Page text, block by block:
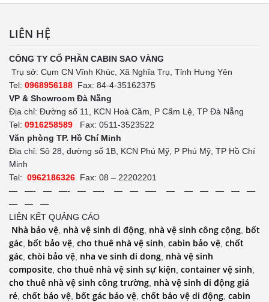
LIÊN HỆ
CÔNG TY CỔ PHẦN CABIN SAO VÀNG
Trụ sở: Cụm CN Vĩnh Khúc, Xã Nghĩa Trụ, Tỉnh Hưng Yên
Tel: 0968956188 Fax: 84-4-35162375
VP & Showroom Đà Nẵng
Địa chỉ: Đường số 11, KCN Hoà Cầm, P Cẩm Lệ, TP Đà Nẵng
Tel: 0916258589 Fax: 0511-3523522
Văn phòng TP. Hồ Chí Minh
Địa chỉ: Sô 28, đường số 1B, KCN Phú Mỹ, P Phú Mỹ, TP Hồ Chí
Minh
Tel: 0962186326 Fax: 08 – 22202201
— —- — —- — —- — — —- — — — — — —
— — —
LIÊN KẾT QUẢNG CÁO
Nhà bảo vệ nhà vệ sinh di động nhà vệ sinh công cộng bốt
gác bốt bảo vệ cho thuê nhà vệ sinh cabin bảo vệ chốt
gác chòi bảo vệ nha ve sinh di dong nhà vệ sinh
composite cho thuê nhà vệ sinh sự kiện container vệ sinh
cho thuê nhà vệ sinh công trường nhà vệ sinh di động giá
rẻ chốt bảo vệ bốt gác bảo vệ chốt bảo vệ di động cabin